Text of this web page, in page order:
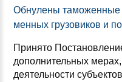
Об­ну­ле­ны
мен­ных гру­зо­ви­ков и
Принято
дополнительных
деятельности